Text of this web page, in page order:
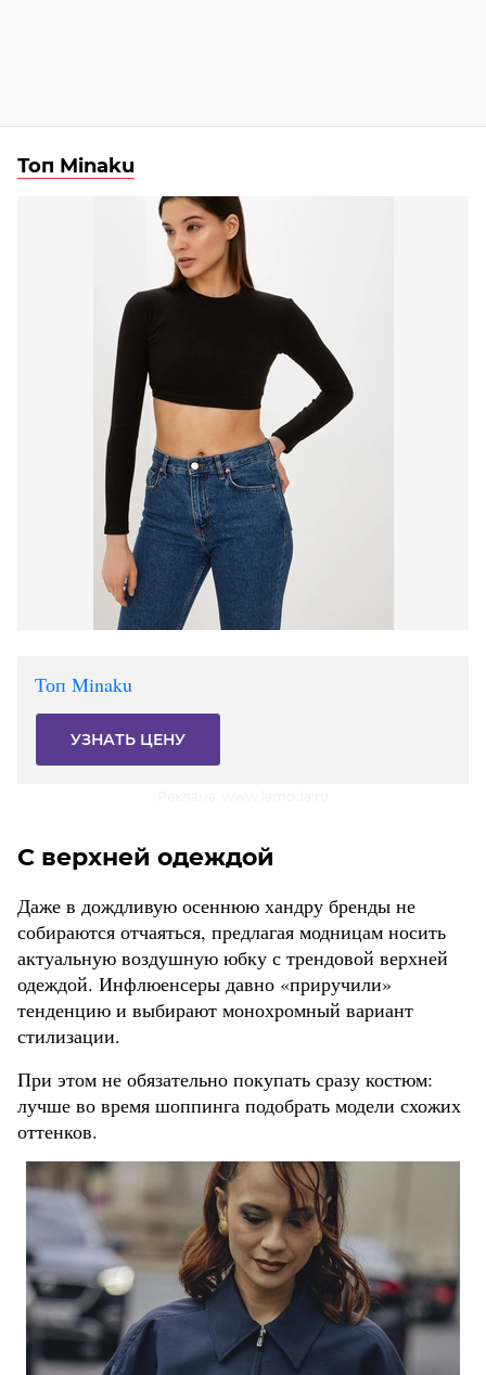
Топ Minaku
Топ Minaku
УЗНАТЬ ЦЕНУ
С верхней одеждой
Даже в дождливую осеннюю хандру бренды не
собираются отчаяться, предлагая модницам носить
актуальную воздушную юбку с трендовой верхней
одеждой. Инфлюенсеры давно «приручили»
тенденцию и выбирают монохромный вариант
стилизации.
При этом не обязательно покупать сразу костюм:
лучше во время шоппинга подобрать модели схожих
оттенков.